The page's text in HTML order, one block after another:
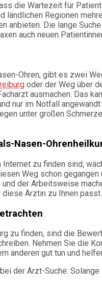
die Wartezeit für
ländlichen Regionen
anbieten. Die lange
auch neuen
Ohren, gibt es zwei
oder der Weg über
ausmachen. Das
nur im Notfall
unter großen
Nasen-
zu finden sind,
Weg schon
der Arbeitsweise
Ärztin zu Ihnen passt.
zu finden, sind die
Nehmen Sie die
anderen gut tun und
der Arzt-Suche: